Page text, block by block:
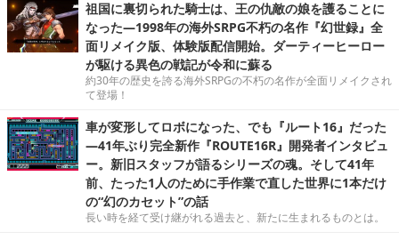
祖国に裏切られた騎士は、王の仇敵の娘を護ることに
なった―1998年の海外SRPG不朽の名作『幻世録』全
面リメイク版、体験版配信開始。ダーティーヒーロー
が駆ける異色の戦記が令和に蘇る
約30年の歴史を誇る海外SRPGの不朽の名作が全面リメイクされ
て登場！
車が変形してロボになった、でも『ルート16』だった
―41年ぶり完全新作『ROUTE16R』開発者インタビュ
ー。新旧スタッフが語るシリーズの魂。そして41年
前、たった1人のために手作業で直した世界に1本だけ
の“幻のカセット”の話
長い時を経て受け継がれる過去と、新たに生まれるものとは。